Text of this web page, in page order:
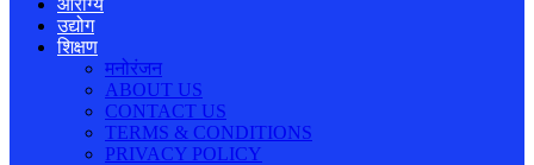
आरोग्य
उद्योग
शिक्षण
मनोरंजन
ABOUT US
CONTACT US
TERMS & CONDITIONS
PRIVACY POLICY